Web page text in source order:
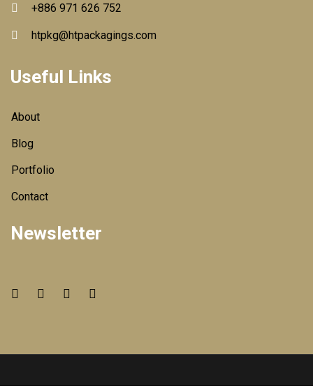
+886 971 626 752
htpkg@htpackagings.com
Useful Links
About
Blog
Portfolio
Contact
Newsletter